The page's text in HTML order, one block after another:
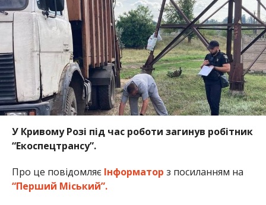
У Кривому Розі під час роботи загинув робітник
“Екоспецтрансу”.
Про це повідомляє Інформатор з посиланням на
“Перший Міський”.